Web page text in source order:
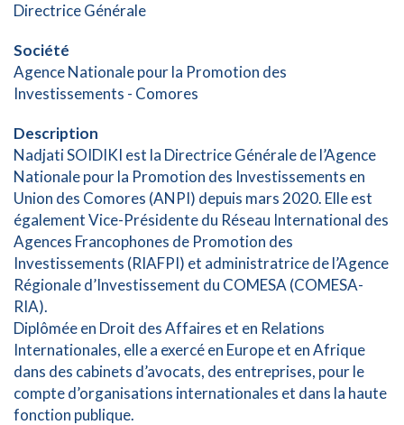
Directrice Générale
Société
Agence Nationale pour la Promotion des
Investissements - Comores
Description
Nadjati SOIDIKI est la Directrice Générale de l’Agence
Nationale pour la Promotion des Investissements en
Union des Comores (ANPI) depuis mars 2020. Elle est
également Vice-Présidente du Réseau International des
Agences Francophones de Promotion des
Investissements (RIAFPI) et administratrice de l’Agence
Régionale d’Investissement du COMESA (COMESA-
RIA).
Diplômée en Droit des Affaires et en Relations
Internationales, elle a exercé en Europe et en Afrique
dans des cabinets d’avocats, des entreprises, pour le
compte d’organisations internationales et dans la haute
fonction publique.